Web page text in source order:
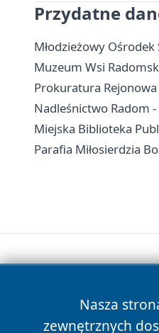
Przydatne
Młodzieżowy
Muzeum Wsi
Prokuratura
Nadleśnictwo Radom
Miejska Biblioteka
Parafia Miłosierdzia
Nasza
zewnętrznych